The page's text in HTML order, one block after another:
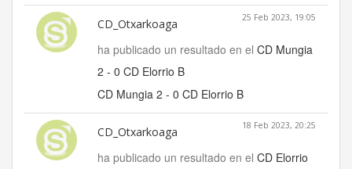
CD_Otxarkoaga 25 Feb 2023, 19:05
ha publicado un resultado en el CD Mungia
2 - 0 CD Elorrio B
CD Mungia 2 - 0 CD Elorrio B
CD_Otxarkoaga 18 Feb 2023, 20:25
ha publicado un resultado en el CD Elorrio